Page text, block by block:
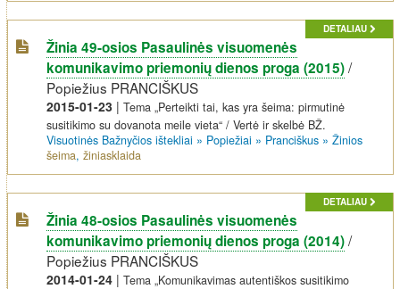
DETALIAU
Žinia 49-osios Pasaulinės visuomenės
komunikavimo priemonių dienos proga (2015)/
Popiežius PRANCIŠKUS
2015-01-23 |Tema „Perteikti tai, kas yra šeima: pirmutinė
susitikimo su dovanota meile vieta“ / Vertė ir skelbė BŽ.
Visuotinės Bažnyčios ištekliai » Popiežiai » Pranciškus »Žinios
šeima,žiniasklaida
DETALIAU
Žinia 48-osios Pasaulinės visuomenės
komunikavimo priemonių dienos proga (2014)/
Popiežius PRANCIŠKUS
2014-01-24 |Tema „Komunikavimas autentiškos susitikimo